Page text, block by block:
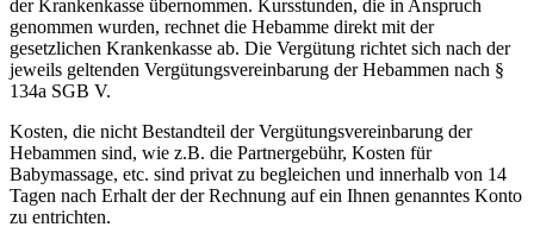
der Krankenkasse übernommen. Kursstunden, die in Anspruch
genommen wurden, rechnet die Hebamme direkt mit der
gesetzlichen Krankenkasse ab. Die Vergütung richtet sich nach der
jeweils geltenden Vergütungsvereinbarung der Hebammen nach §
134a SGB V.
Kosten, die nicht Bestandteil der Vergütungsvereinbarung der
Hebammen sind, wie z.B. die Partnergebühr, Kosten für
Babymassage, etc. sind privat zu begleichen und innerhalb von 14
Tagen nach Erhalt der der Rechnung auf ein Ihnen genanntes Konto
zu entrichten.